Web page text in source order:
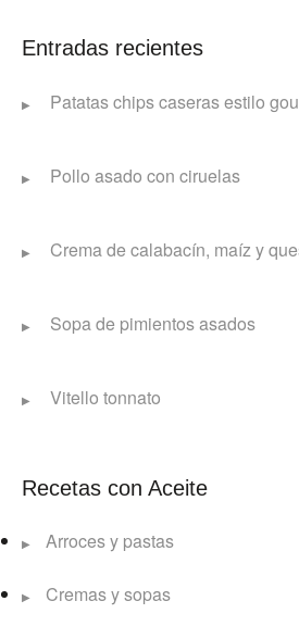
Entradas recientes
Patatas chips caseras estilo
Pollo asado con ciruelas
Crema de calabacín, maíz y
Sopa de pimientos asados
Vitello tonnato
Recetas con Aceite
Arroces y pastas
Cremas y sopas